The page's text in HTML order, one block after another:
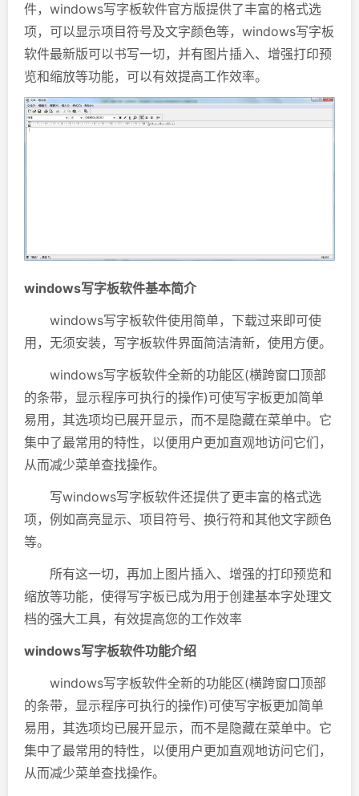
件，windows写字板软件官方版提供了丰富的格式选
项，可以显示项目符号及文字颜色等，windows写字板
软件最新版可以书写一切，并有图片插入、增强打印预
览和缩放等功能，可以有效提高工作效率。
windows写字板软件基本简介
windows写字板软件使用简单，下载过来即可使
用，无须安装，写字板软件界面简洁清新，使用方便。
windows写字板软件全新的功能区(横跨窗口顶部
的条带，显示程序可执行的操作)可使写字板更加简单
易用，其选项均已展开显示，而不是隐藏在菜单中。它
集中了最常用的特性，以便用户更加直观地访问它们，
从而减少菜单查找操作。
写windows写字板软件还提供了更丰富的格式选
项，例如高亮显示、项目符号、换行符和其他文字颜色
等。
所有这一切，再加上图片插入、增强的打印预览和
缩放等功能，使得写字板已成为用于创建基本字处理文
档的强大工具，有效提高您的工作效率
windows写字板软件功能介绍
windows写字板软件全新的功能区(横跨窗口顶部
的条带，显示程序可执行的操作)可使写字板更加简单
易用，其选项均已展开显示，而不是隐藏在菜单中。它
集中了最常用的特性，以便用户更加直观地访问它们，
从而减少菜单查找操作。